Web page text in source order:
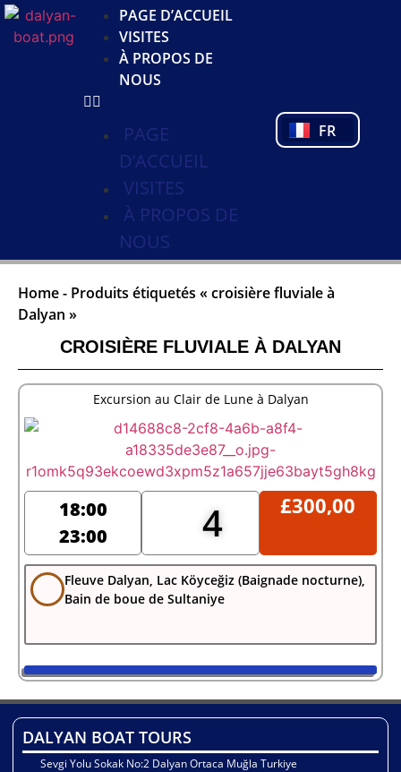
PAGE D’ACCUEIL
VISITES
À PROPOS DE
NOUS
PAGE
D’ACCUEIL
VISITES
À PROPOS DE
NOUS
FR
PT
TR
Home- Produits étiquetés « croisière fluviale à
Dalyan »
CROISIÈRE FLUVIALE À DALYAN
Excursion au Clair de Lune à Dalyan
18:00
23:00
4 £300,00
Fleuve Dalyan, Lac Köyceğiz (Baignade nocturne),
Bain de boue de Sultaniye
DALYAN BOAT TOURS
Sevgi Yolu Sokak No:2 Dalyan Ortaca Muğla Turkiye